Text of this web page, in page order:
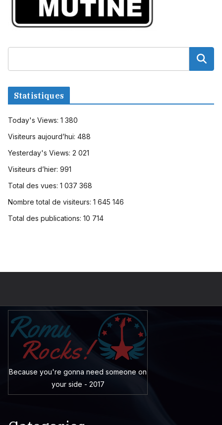
Statistiques
Today's Views: 1 380
Visiteurs aujourd’hui: 488
Yesterday's Views: 2 021
Visiteurs d’hier: 991
Total des vues: 1 037 368
Nombre total de visiteurs: 1 645 146
Total des publications: 10 714
Because you're gonna need someone on
your side - 2017